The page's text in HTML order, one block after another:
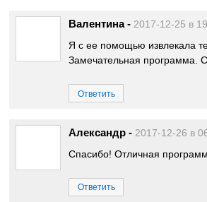
Валентина - 2017-12-25 в
Я с ее помощью извлекала
Замечательная программа.
Ответить
Александр - 2017-12-26 в
Спасибо! Отличная
Ответить